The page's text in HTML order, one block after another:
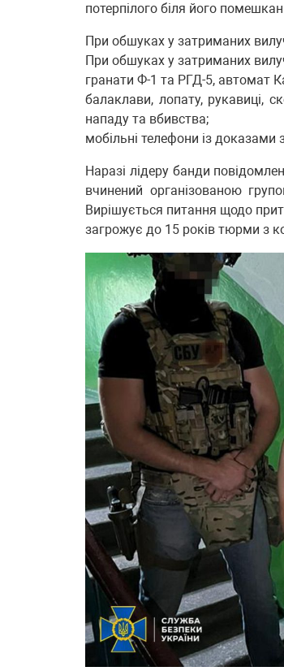
потерпілого біля його
При обшуках у затриманих
При обшуках у затриманих
гранати Ф-1 та РГД-5, автомат
балаклави, лопату, рукавиці,
нападу та вбивства;
мобільні телефони із доказами
Наразі лідеру банди
вчинений організованою
Вирішується питання щодо
загрожує до 15 років тюрми з